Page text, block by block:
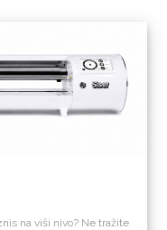
na viši nivo? Ne tražite